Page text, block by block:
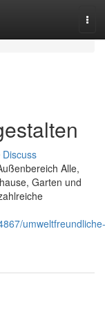
Discuss
Alle,
Garten und
umweltfreundliche-